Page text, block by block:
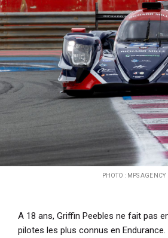
a
l
PHOTO : MPS AGENCY
A 18 ans, Griffin Peebles ne fait pas
pilotes les plus connus en